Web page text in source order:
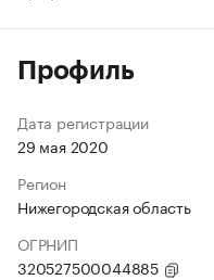
Профиль
Дата регистрации
29 мая 2020
Регион
Нижегородская область
ОГРНИП
320527500044885